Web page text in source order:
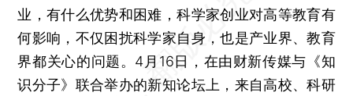
业，有什么优势和困难，科学家创业对高等教育有
何影响，不仅困扰科学家自身，也是产业界、教育
界都关心的问题。4月16日，在由财新传媒与《知
识分子》联合举办的新知论坛上，来自高校、科研